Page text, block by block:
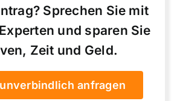
Sprechen Sie mit
und sparen Sie
Zeit und Geld.
anfragen